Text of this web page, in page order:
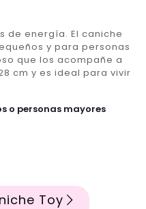
de energía. El caniche
y para personas
que los acompañe a
cm y es ideal para vivir
o personas mayores
Toy